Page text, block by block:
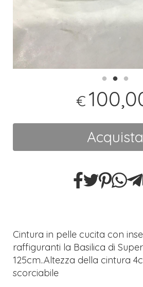
€
Acquista
Cintura in pelle cucita con
raffiguranti la Basilica di
125cm..Altezza della cintura
scorciabile